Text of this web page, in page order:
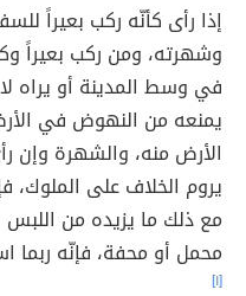
إذا رأى كأنّه ركب بعيراً
وشهرته، ومن ركب بعيراً
في وسط المدينة أو يراه
يمنعه من النهوض في
الأرض منه، والشهرة وإن
يروم الخلاف على الملوك،
مع ذلك ما يزيده من
محمل أو محفة، فإنّه ربما
[١]